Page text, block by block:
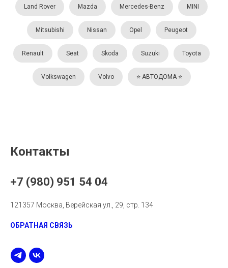
Land Rover Mazda Mercedes-Benz MINI
Mitsubishi Nissan Opel Peugeot
Renault Seat Skoda Suzuki Toyota
Volkswagen Volvo ⭐️ АВТОДОМА ⭐️
Контакты
+7 (980) 951 54 04
121357 Москва, Верейская ул., 29, стр. 134
ОБРАТНАЯ СВЯЗЬ